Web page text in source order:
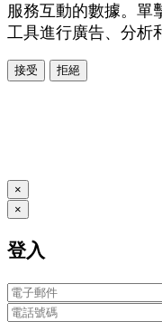
服務互動的數據。單
工具進行廣告、分析
接受 拒絕
×
×
登入